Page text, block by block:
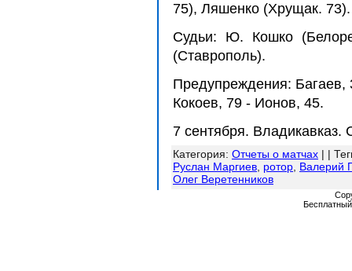
75), Ляшенко (Хрущак. 73).
Судьи: Ю. Кошко
(Ставрополь).
Предупреждения: Багаев,
Кокоев, 79 - Ионов, 45.
7 сентября. Владикавказ.
Категория: Отчеты о матчах | |
Руслан Маргиев ротор Валерий
Олег Веретенников